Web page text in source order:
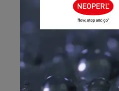
Regolazione del
disponibili con la
Intervallo di
(portata ottimale
campo di